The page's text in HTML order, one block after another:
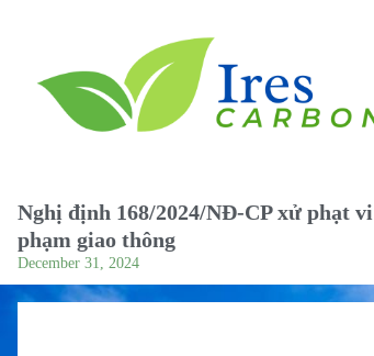
Nghị định 168/2024/NĐ-CP xử phạt vi
phạm giao thông
December 31, 2024